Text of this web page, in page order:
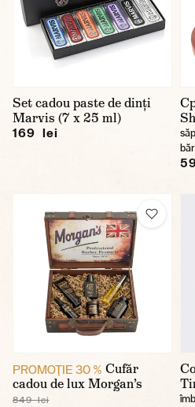
Set cadou paste de dinți
Marvis (7 x 25 ml)
169 lei
PROMOŢIE 30 % Cufăr
cadou de lux Morgan’s
849 lei